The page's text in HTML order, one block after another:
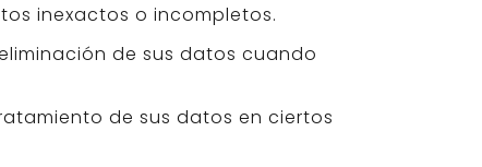
inexactos o incompletos.
de sus datos cuando
de sus datos en ciertos